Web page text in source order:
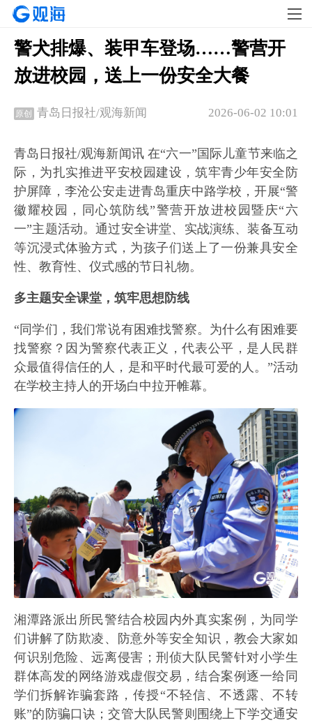
警犬排爆、装甲车登场……警营开
放进校园，送上一份安全大餐
原创 2026-06-02 10:01
青岛日报社/观海新闻
青岛日报社/观海新闻讯 在“六一”国际儿童节来临之
际，为扎实推进平安校园建设，筑牢青少年安全防
护屏障，李沧公安走进青岛重庆中路学校，开展“警
徽耀校园，同心筑防线”警营开放进校园暨庆“六
一”主题活动。通过安全讲堂、实战演练、装备互动
等沉浸式体验方式，为孩子们送上了一份兼具安全
性、教育性、仪式感的节日礼物。
多主题安全课堂，筑牢思想防线
“同学们，我们常说有困难找警察。为什么有困难要
找警察？因为警察代表正义，代表公平，是人民群
众最值得信任的人，是和平时代最可爱的人。”活动
在学校主持人的开场白中拉开帷幕。
湘潭路派出所民警结合校园内外真实案例，为同学
们讲解了防欺凌、防意外等安全知识，教会大家如
何识别危险、远离侵害；刑侦大队民警针对小学生
群体高发的网络游戏虚假交易，结合案例逐一给同
学们拆解诈骗套路，传授“不轻信、不透露、不转
账”的防骗口诀；交管大队民警则围绕上下学交通安